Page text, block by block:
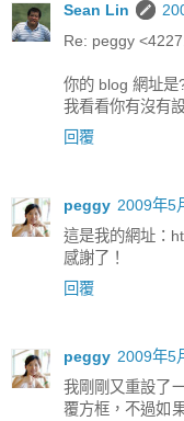
Sean Lin
Re: peggy
你的 blog 網址是
我看看你有沒有
回覆
peggy 2009年5
這是我的網址：
感謝了！
回覆
peggy 2009年5
我剛剛又重設了
覆方框，不過如